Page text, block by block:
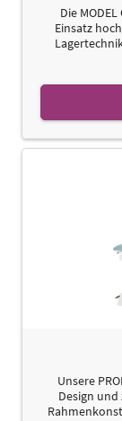
Die
Einsatz
Unsere
Design